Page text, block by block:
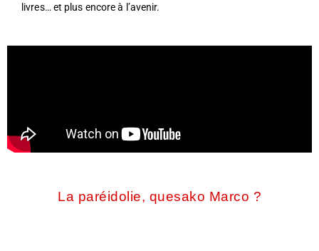
livres… et plus encore à l’avenir.
La paréidolie, quesako Marco ?